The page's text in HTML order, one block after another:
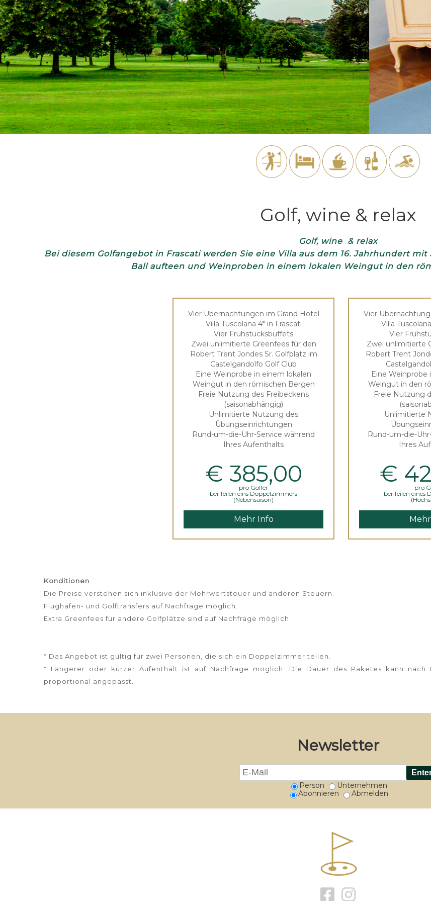
Golf, wine & relax
Golf, wine & relax
Bei diesem Golfangebot in Frascati werden Sie eine Villa aus dem 16. Jahrhundert
Ball aufteen und Weinproben in einem lokalen Weingut in den
Vier Übernachtungen im Grand Hotel
Villa Tuscolana 4* in Frascati
Vier Frühstücksbuffets
Zwei unlimitierte Greenfees für den
Robert Trent Jondes Sr. Golfplatz im
Castelgandolfo Golf Club
Eine Weinprobe in einem lokalen
Weingut in den römischen Bergen
Freie Nutzung des Freibeckens
(saisonabhängig)
Unlimitierte Nutzung des
Übungseinrichtungen
Rund-um-die-Uhr-Service während
Ihres Aufenthalts
€ 385,00
pro Golfer
bei Teilen eins Doppelzimmers
(Nebensaison)
Mehr Info
Vier
Villa
Vier
Zwei unlimitierte
Robert Trent
Eine Weinprobe
Weingut in den
Freie Nutzung
Unlimitierte
Rund-um-die-
Ihres
€
pro
bei Teilen eines
Konditionen
Die Preise verstehen sich inklusive der Mehrwertsteuer und anderen Steuern.
Flughafen- und Golftransfers auf Nachfrage möglich.
Extra Greenfees für andere Golfplätze sind auf Nachfrage möglich.
* Das Angebot ist gültig für zwei Personen, die sich ein Doppelzimmer teilen.
* Längerer oder kürzer Aufenthalt ist auf Nachfrage möglich: Die Dauer des Paketes kann nach
proportional angepasst.
Newsletter
Person
Unternehmen
Abonnieren
Abmelden